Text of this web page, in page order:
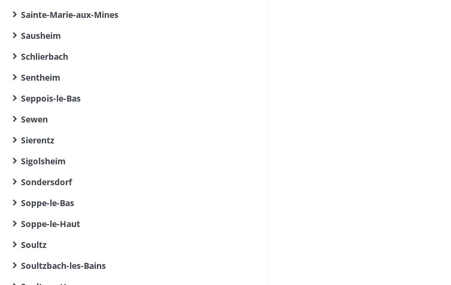
Sainte-Marie-aux-Mines
Sausheim
Schlierbach
Sentheim
Seppois-le-Bas
Sewen
Sierentz
Sigolsheim
Sondersdorf
Soppe-le-Bas
Soppe-le-Haut
Soultz
Soultzbach-les-Bains